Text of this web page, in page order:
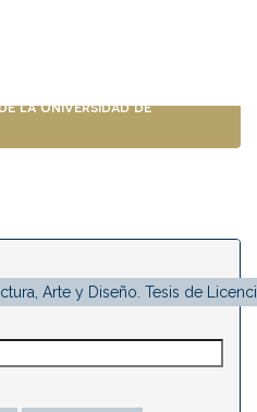
la Universidad de